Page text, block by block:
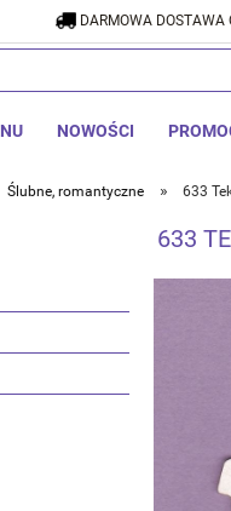
NOWOŚCI
Ślubne, romantyczne » 633
DARMOWA DOSTAWA
633